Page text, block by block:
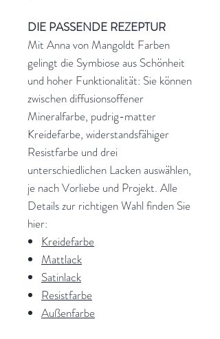
DIE PASSENDE REZEPTUR
Mit Anna von Mangoldt Farben
gelingt die Symbiose aus Schönheit
und hoher Funktionalität: Sie können
zwischen diffusionsoffener
Mineralfarbe, pudrig-matter
Kreidefarbe, widerstandsfähiger
Resistfarbe und drei
unterschiedlichen Lacken auswählen,
je nach Vorliebe und Projekt. Alle
Details zur richtigen Wahl finden Sie
hier:
Kreidefarbe
Mattlack
Satinlack
Resistfarbe
Außenfarbe